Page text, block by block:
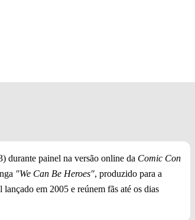
durante painel na versão online da Comic Con
"We Can Be Heroes", produzido para a
em 2005 e reúnem fãs até os dias